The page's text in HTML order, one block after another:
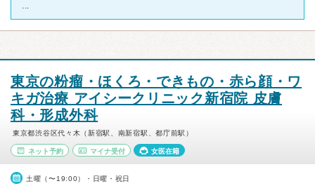
...
東京の粉瘤・ほくろ・できもの・赤ら顔・ワ
キガ治療 アイシークリニック新宿院 皮膚
科・形成外科
東京都渋谷区代々木（新宿駅、南新宿駅、都庁前駅）
ネット予約 マイナ受付 女医在籍
土曜（〜19:00）・日曜・祝日